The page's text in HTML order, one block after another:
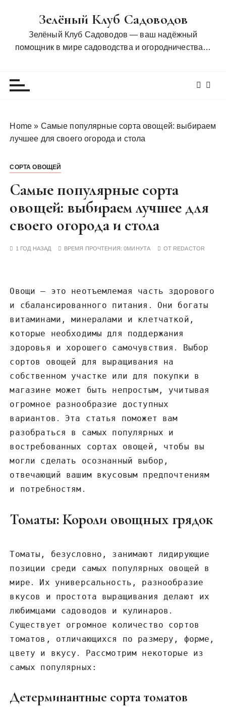
Зелёный Клуб Садоводов
Зелёный Клуб Садоводов — ваш надёжный
помощник в мире садоводства и огородничества…
Home » Самые популярные сорта овощей: выбираем
лучшее для своего огорода и стола
СОРТА ОВОЩЕЙ
Самые популярные сорта
овощей: выбираем лучшее для
своего огорода и стола
1 ГОД НАЗАД ВРЕМЯ ПРОЧТЕНИЯ:0МИНУТА ОТ REDACTOR
Овощи – это неотъемлемая часть здорового
и сбалансированного питания․ Они богаты
витаминами, минералами и клетчаткой,
которые необходимы для поддержания
здоровья и хорошего самочувствия․ Выбор
сортов овощей для выращивания на
собственном участке или для покупки в
магазине может быть непростым, учитывая
огромное разнообразие доступных
вариантов․ Эта статья поможет вам
разобраться в самых популярных и
востребованных сортах овощей, чтобы вы
могли сделать осознанный выбор,
отвечающий вашим вкусовым предпочтениям
и потребностям․
Томаты: Короли овощных грядок
Томаты, безусловно, занимают лидирующие
позиции среди самых популярных овощей в
мире․ Их универсальность, разнообразие
вкусов и простота выращивания делают их
любимцами садоводов и кулинаров․
Существует огромное количество сортов
томатов, отличающихся по размеру, форме,
цвету и вкусу․ Рассмотрим некоторые из
самых популярных:
Детерминантные сорта томатов